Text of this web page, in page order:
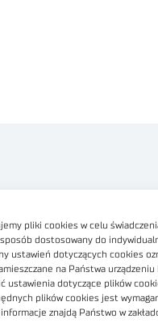
pliki cookies w celu
dostosowany do
ustawień dotyczących cookies
na Państwa urządzeniu
ustawienia dotyczące plików
plików cookies jest
znajdą Państwo w
cyfrowa